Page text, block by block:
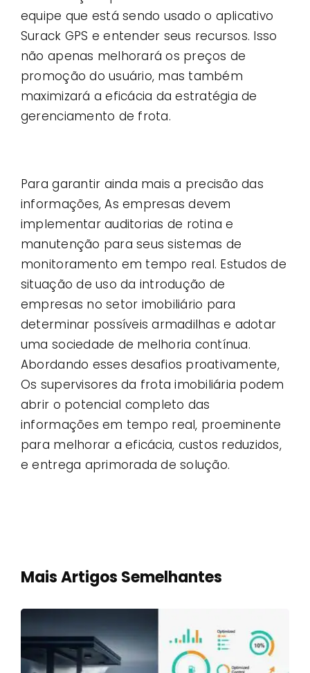
equipe que está sendo usado o aplicativo
Surack GPS e entender seus recursos. Isso
não apenas melhorará os preços de
promoção do usuário, mas também
maximizará a eficácia da estratégia de
gerenciamento de frota.
Para garantir ainda mais a precisão das
informações, As empresas devem
implementar auditorias de rotina e
manutenção para seus sistemas de
monitoramento em tempo real. Estudos de
situação de uso da introdução de
empresas no setor imobiliário para
determinar possíveis armadilhas e adotar
uma sociedade de melhoria contínua.
Abordando esses desafios proativamente,
Os supervisores da frota imobiliária podem
abrir o potencial completo das
informações em tempo real, proeminente
para melhorar a eficácia, custos reduzidos,
e entrega aprimorada de solução.
Mais Artigos Semelhantes